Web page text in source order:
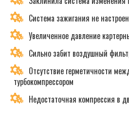
Система зажигания не
Увеличенное давление
Сильно забит воздушный
Отсутствие герметичности
турбокомпрессором
Недостаточная компрессия в